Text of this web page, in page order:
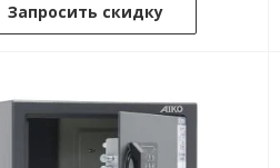
Запросить скидку